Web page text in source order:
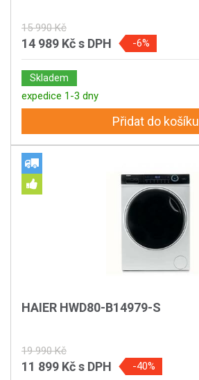
15 990 Kč
14 989 Kčs DPH -6%
Skladem
expedice 1-3 dny
Přidat do košíku
HAIER HWD80-B14979-S
19 990 Kč
11 899 Kčs DPH -40%